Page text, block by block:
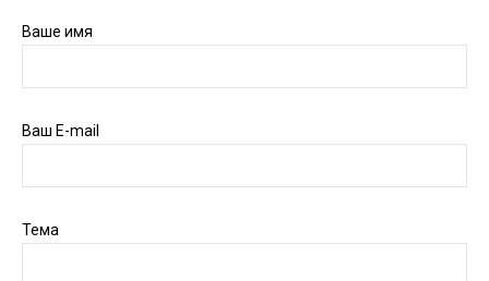
Ваше имя
Ваш E-mail
Тема